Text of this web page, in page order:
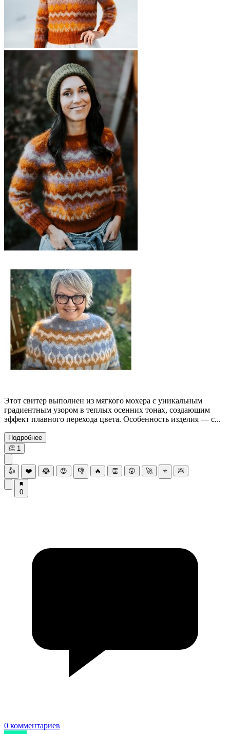
Этот свитер выполнен из мягкого мохера с уникальным
градиентным узором в теплых осенних тонах, создающим
эффект плавного перехода цвета. Особенность изделия — с...
Подробнее
👏 1
👍 ❤️ 😂 😍 👎 🔥 👏 😮 🚀 ⭐ 💩
0
0 комментариев